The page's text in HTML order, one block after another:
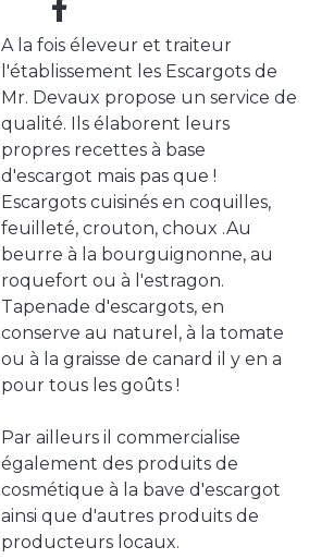
A la fois éleveur et traiteur
l'établissement les Escargots de
Mr. Devaux propose un service de
qualité. Ils élaborent leurs
propres recettes à base
d'escargot mais pas que !
Escargots cuisinés en coquilles,
feuilleté, crouton, choux .Au
beurre à la bourguignonne, au
roquefort ou à l'estragon.
Tapenade d'escargots, en
conserve au naturel, à la tomate
ou à la graisse de canard il y en a
pour tous les goûts !
Par ailleurs il commercialise
également des produits de
cosmétique à la bave d'escargot
ainsi que d'autres produits de
producteurs locaux.